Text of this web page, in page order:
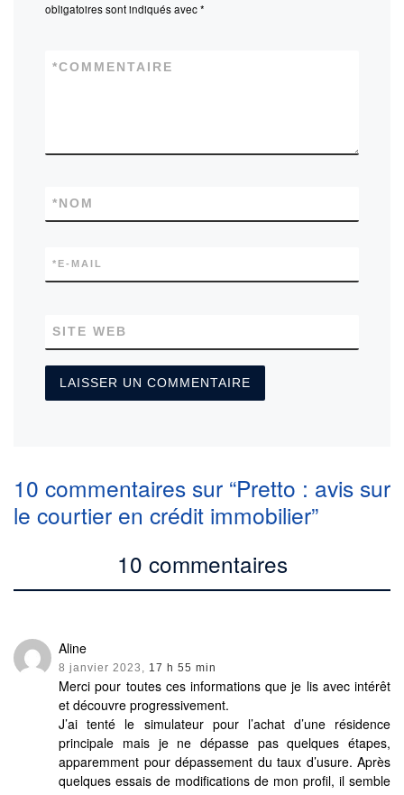
obligatoires sont indiqués avec*
COMMENTAIRE
*
NOM
*
E-MAIL
*
SITE WEB
10 commentaires sur “Pretto : avis sur
le courtier en crédit immobilier”
10 commentaires
Aline
8 janvier 2023, 17 h 55 min
Merci pour toutes ces informations que je lis avec intérêt
et découvre progressivement.
J’ai tenté le simulateur pour l’achat d’une résidence
principale mais je ne dépasse pas quelques étapes,
apparemment pour dépassement du taux d’usure. Après
quelques essais de modifications de mon profil, il semble